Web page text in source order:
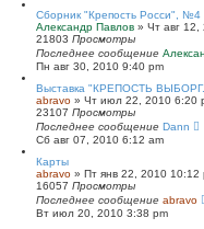
Сборник "Крепость Росси", №4
Александр Павлов » Чт авг 12,
21803 Просмотры
Последнее сообщение
Пн авг 30, 2010 9:40 pm
Выставка "КРЕПОСТЬ ВЫБОРГ.
abravo » Чт июл 22, 2010 6:20
23107 Просмотры
Последнее сообщение Dann
Сб авг 07, 2010 6:12 am
Карты
abravo » Пт янв 22, 2010 10:12
16057 Просмотры
Последнее сообщение abravo
Вт июл 20, 2010 3:38 pm